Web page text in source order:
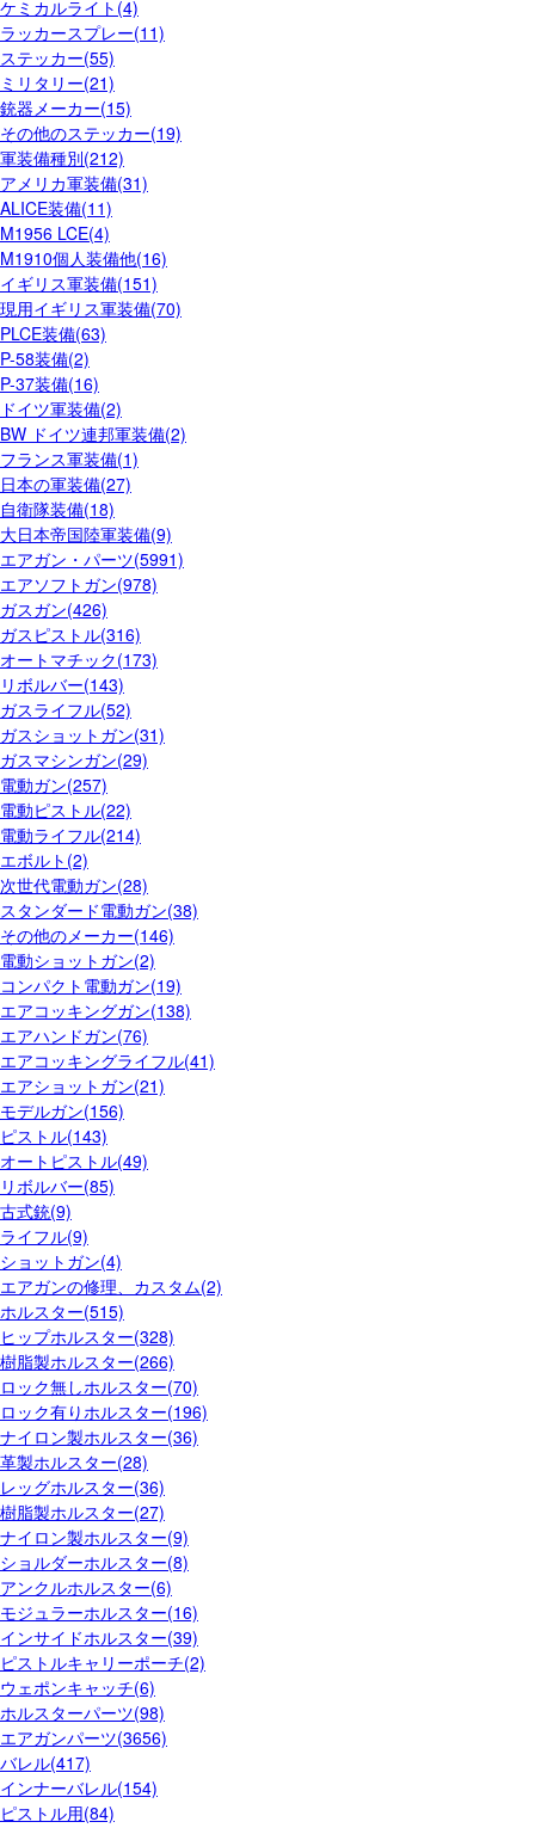
ケミカルライト(4)
ラッカースプレー(11)
ステッカー(55)
ミリタリー(21)
銃器メーカー(15)
その他のステッカー(19)
軍装備種別(212)
アメリカ軍装備(31)
ALICE装備(11)
M1956 LCE(4)
M1910個人装備他(16)
イギリス軍装備(151)
現用イギリス軍装備(70)
PLCE装備(63)
P-58装備(2)
P-37装備(16)
ドイツ軍装備(2)
BW ドイツ連邦軍装備(2)
フランス軍装備(1)
日本の軍装備(27)
自衛隊装備(18)
大日本帝国陸軍装備(9)
エアガン・パーツ(5991)
エアソフトガン(978)
ガスガン(426)
ガスピストル(316)
オートマチック(173)
リボルバー(143)
ガスライフル(52)
ガスショットガン(31)
ガスマシンガン(29)
電動ガン(257)
電動ピストル(22)
電動ライフル(214)
エボルト(2)
次世代電動ガン(28)
スタンダード電動ガン(38)
その他のメーカー(146)
電動ショットガン(2)
コンパクト電動ガン(19)
エアコッキングガン(138)
エアハンドガン(76)
エアコッキングライフル(41)
エアショットガン(21)
モデルガン(156)
ピストル(143)
オートピストル(49)
リボルバー(85)
古式銃(9)
ライフル(9)
ショットガン(4)
エアガンの修理、カスタム(2)
ホルスター(515)
ヒップホルスター(328)
樹脂製ホルスター(266)
ロック無しホルスター(70)
ロック有りホルスター(196)
ナイロン製ホルスター(36)
革製ホルスター(28)
レッグホルスター(36)
樹脂製ホルスター(27)
ナイロン製ホルスター(9)
ショルダーホルスター(8)
アンクルホルスター(6)
モジュラーホルスター(16)
インサイドホルスター(39)
ピストルキャリーポーチ(2)
ウェポンキャッチ(6)
ホルスターパーツ(98)
エアガンパーツ(3656)
バレル(417)
インナーバレル(154)
ピストル用(84)